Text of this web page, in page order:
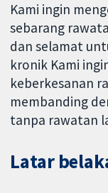
Kami ingin
sebarang
dan selamat
kronik Kami
keberkesanan
membanding
tanpa rawatan
Latar